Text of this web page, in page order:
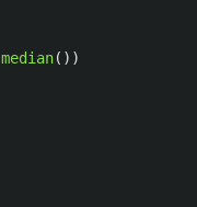
median())